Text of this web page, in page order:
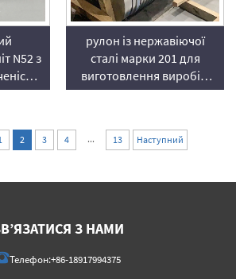
N52 з
рулон із нержавіючої
сталі марки 201 для
виготовлення виробів,
де важлива вартість
2 3 4 ... 13 Наступний
З НАМИ
Телефон:+86-18917994375